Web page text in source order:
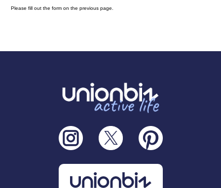
Please fill out the form on the previous page.